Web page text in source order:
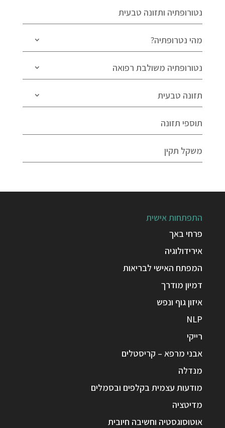
נטורופתיה ותזונה טבעית
מהי נטרופתיה?
נטורופתיה משולבת רפואה
תזונה טבעית
תוספי תזונה
משקל תקין
התפתחות אישית
פרחי באך
אירידולוגיה
המפתח האישי לבריאות
דמיון מודרך
איזון גוף ונפש
NLP
רייקי
אבני מרפא – קריסטלים
מנדלה
מודעות עצמית בקלפים ובסמלים
מדיטציה
אוטוסוגסטיה וחשיבה חיובית